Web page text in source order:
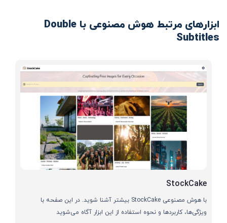
ابزارهای مرتبط هوش مصنوعی با Double
Subtitles
StockCake
با هوش مصنوعی StockCake بیشتر آشنا شوید. در این صفحه با
ویژگی‌ها، کاربردها و نحوه استفاده از این ابزار آگاه می‌شوید